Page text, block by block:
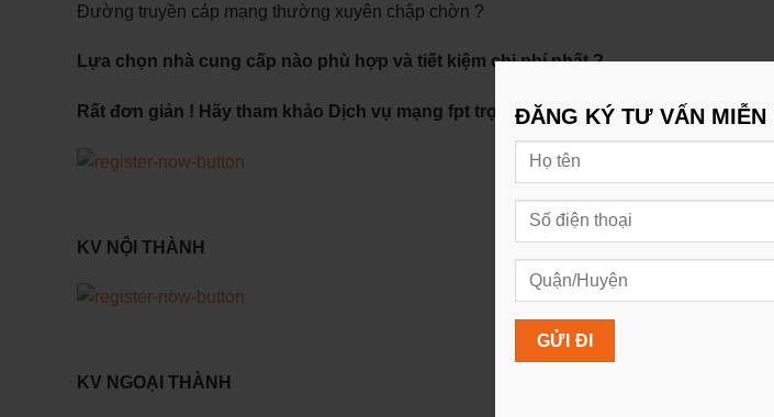
Đường truyền cáp mạng thường xuyên chập chờn ?
Lựa chọn nhà cung cấp nào phù hợp và tiết kiệm chi phí nhất ?
Rất đơn giản ! Hãy tham khảo Dịch vụ mạng fpt trọn gói của chúng tôi !!!
KV NỘI THÀNH
KV NGOẠI THÀNH
ĐĂNG KÝ TƯ VẤN MIỄN